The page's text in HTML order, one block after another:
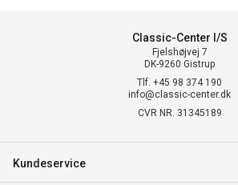
Classic-Center I/S
Fjelshøjvej 7
DK-9260 Gistrup
Tlf. +45 98 374 190
info@classic-center.dk
CVR NR. 31345189
Kundeservice